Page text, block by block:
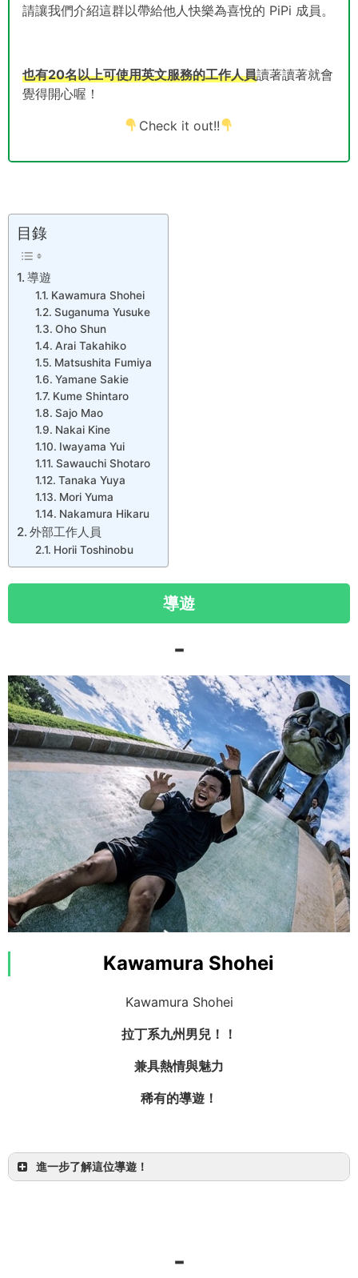
請讓我們介紹這群以帶給他人快樂為喜悅的 PiPi 成員。
也有20名以上可使用英文服務的工作人員讀著讀著就會
覺得開心喔！
Check it out!!
目錄
導遊
Kawamura Shohei
Suganuma Yusuke
Oho Shun
Arai Takahiko
Matsushita Fumiya
Yamane Sakie
Kume Shintaro
Sajo Mao
Nakai Kine
Iwayama Yui
Sawauchi Shotaro
Tanaka Yuya
Mori Yuma
Nakamura Hikaru
外部工作人員
Horii Toshinobu
導遊
-
Kawamura Shohei
Kawamura Shohei
拉丁系九州男兒！！
兼具熱情與魅力
稀有的導遊！
進一步了解這位導遊！
-